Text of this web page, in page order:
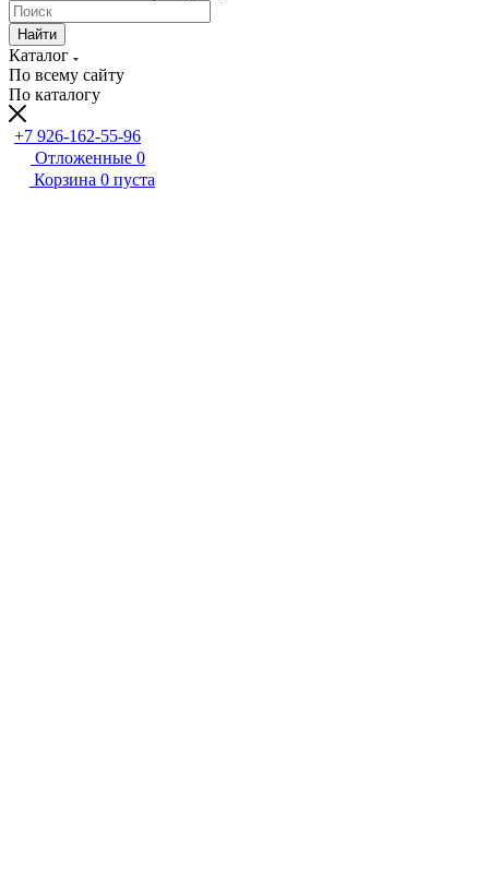
Найти
Каталог
По всему сайту
По каталогу
+7 926-162-55-96
Отложенные 0
Корзина 0 пуста